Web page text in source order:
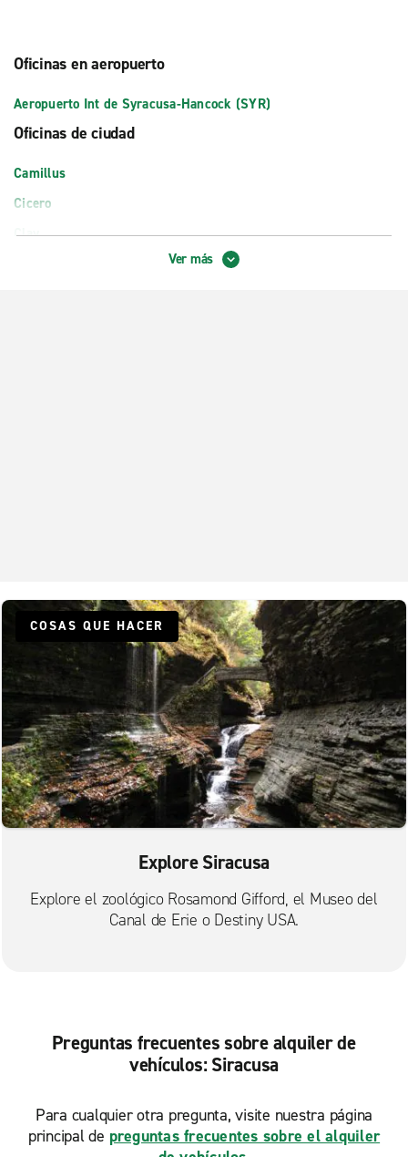
Oficinas en aeropuerto
Aeropuerto Int de Syracusa-Hancock (SYR)
Oficinas de ciudad
Camillus
Cicero
Clay
Ver más
COSAS QUE HACER
Explore Siracusa
Explore el zoológico Rosamond Gifford, el Museo del
Canal de Erie o Destiny USA.
Preguntas frecuentes sobre alquiler de
vehículos: Siracusa
Para cualquier otra pregunta, visite nuestra página
principal de preguntas frecuentes sobre el alquiler